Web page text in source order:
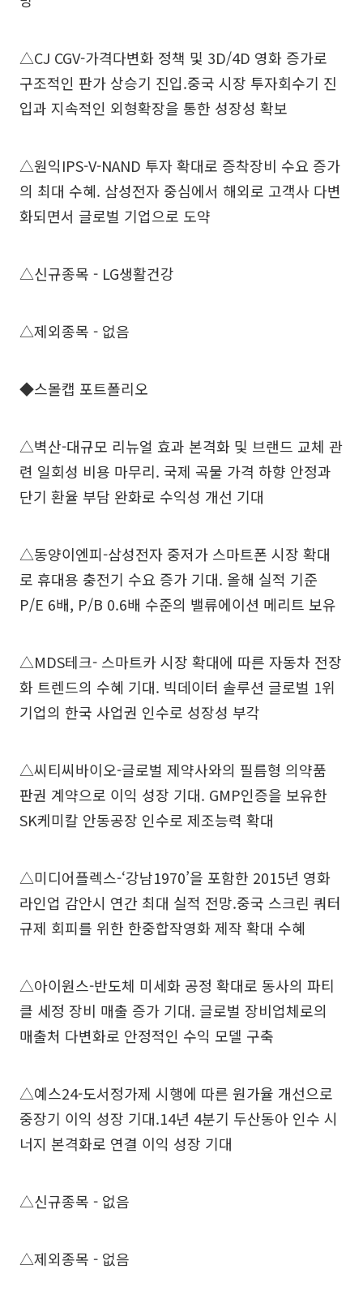
△CJ CGV-가격다변화 정책 및 3D/4D 영화 증가로
구조적인 판가 상승기 진입.중국 시장 투자회수기 진
입과 지속적인 외형확장을 통한 성장성 확보
△원익IPS-V-NAND 투자 확대로 증착장비 수요 증가
의 최대 수혜. 삼성전자 중심에서 해외로 고객사 다변
화되면서 글로벌 기업으로 도약
△신규종목 - LG생활건강
△제외종목 - 없음
◆스몰캡 포트폴리오
△벽산-대규모 리뉴얼 효과 본격화 및 브랜드 교체 관
련 일회성 비용 마무리. 국제 곡물 가격 하향 안정과
단기 환율 부담 완화로 수익성 개선 기대
△동양이엔피-삼성전자 중저가 스마트폰 시장 확대
로 휴대용 충전기 수요 증가 기대. 올해 실적 기준
P/E 6배, P/B 0.6배 수준의 밸류에이션 메리트 보유
△MDS테크- 스마트카 시장 확대에 따른 자동차 전장
화 트렌드의 수혜 기대. 빅데이터 솔루션 글로벌 1위
기업의 한국 사업권 인수로 성장성 부각
△씨티씨바이오-글로벌 제약사와의 필름형 의약품
판권 계약으로 이익 성장 기대. GMP인증을 보유한
SK케미칼 안동공장 인수로 제조능력 확대
△미디어플렉스-‘강남1970’을 포함한 2015년 영화
라인업 감안시 연간 최대 실적 전망.중국 스크린 쿼터
규제 회피를 위한 한중합작영화 제작 확대 수혜
△아이원스-반도체 미세화 공정 확대로 동사의 파티
클 세정 장비 매출 증가 기대. 글로벌 장비업체로의
매출처 다변화로 안정적인 수익 모델 구축
△예스24-도서정가제 시행에 따른 원가율 개선으로
중장기 이익 성장 기대.14년 4분기 두산동아 인수 시
너지 본격화로 연결 이익 성장 기대
△신규종목 - 없음
△제외종목 - 없음